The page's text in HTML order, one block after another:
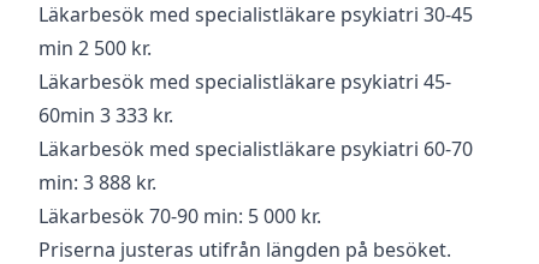
Läkarbesök med specialistläkare psykiatri 30-45
min 2 500 kr.
Läkarbesök med specialistläkare psykiatri 45-
60min 3 333 kr.
Läkarbesök med specialistläkare psykiatri 60-70
min: 3 888 kr.
Läkarbesök 70-90 min: 5 000 kr.
Priserna justeras utifrån längden på besöket.